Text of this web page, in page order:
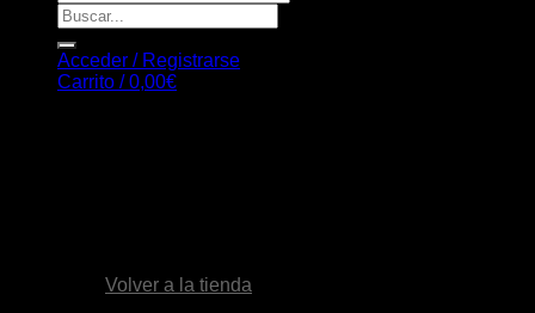
Buscar
por:
Acceder / Registrarse
Carrito /0,00€
Volver a la tienda